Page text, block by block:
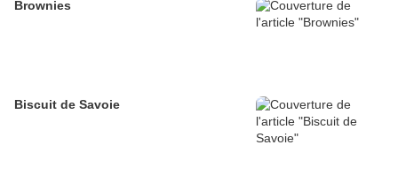
Brownies
Biscuit de Savoie